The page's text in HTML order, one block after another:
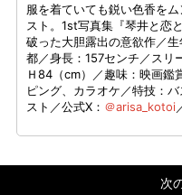
服を着ていても鋭い色香を
スト。1st写真集『琴井と恋
破った大胆露出の意欲作／
都／身長：157センチ／スリ
Ｈ84（cm）／趣味：映画鑑
ピング、カラオケ／特技：
スト／公式X： ＠arisa_kotoi
次